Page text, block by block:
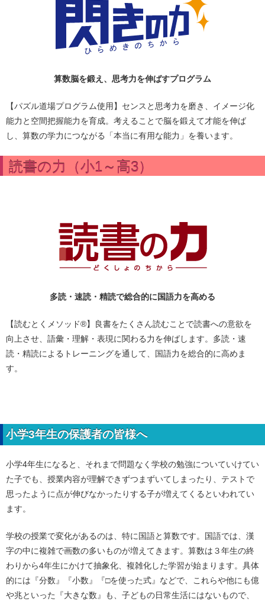
算数脳を鍛え、思考力を伸ばすプログラム
【パズル道場プログラム使用】センスと思考力を磨き、イメージ化
能力と空間把握能力を育成。考えることで脳を鍛えて才能を伸ば
し、算数の学力につながる「本当に有用な能力」を養います。
読書の力（小1～高3）
多読・速読・精読で総合的に国語力を高める
【読むとくメソッド®】良書をたくさん読むことで読書への意欲を
向上させ、語彙・理解・表現に関わる力を伸ばします。多読・速
読・精読によるトレーニングを通して、国語力を総合的に高めま
す。
小学3年生の保護者の皆様へ
小学4年生になると、それまで問題なく学校の勉強についていけてい
た子でも、授業内容が理解できずつまずいてしまったり、テストで
思ったように点が伸びなかったりする子が増えてくるといわれてい
ます。
学校の授業で変化があるのは、特に国語と算数です。国語では、漢
字の中に複雑で画数の多いものが増えてきます。算数は３年生の終
わりから4年生にかけて抽象化、複雑化した学習が始まります。具体
的には『分数』『小数』『□を使った式』などで、これらや他にも億
や兆といった『大きな数』も、子どもの日常生活にはないもので、